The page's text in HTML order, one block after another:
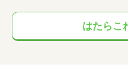
はたらこ